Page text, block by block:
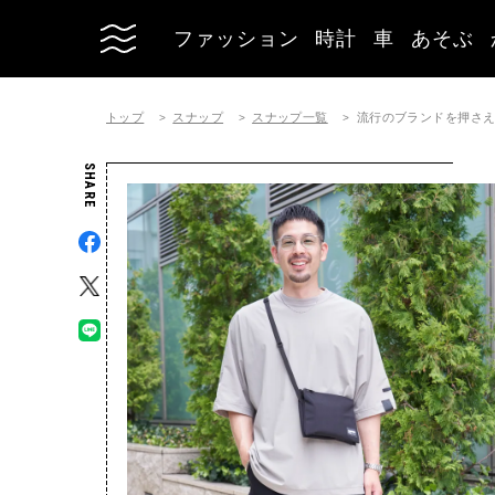
ファッション 時計 車 あそぶ
トップ スナップ スナップ一覧 流行のブランドを押さ
SHARE